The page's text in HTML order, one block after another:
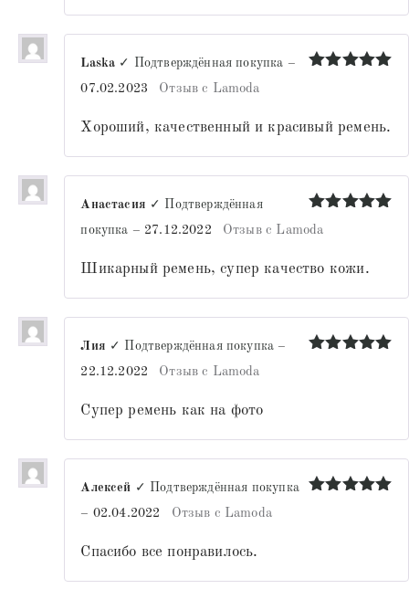
Laska ✓ Подтверждённая покупка –
07.02.2023
Отзыв с Lamoda
Хороший, качественный и красивый ремень.
Оценка
из 5
Анастасия ✓ Подтверждённая
покупка – 27.12.2022 Отзыв с Lamoda
Шикарный ремень, супер качество кожи.
Лия ✓ Подтверждённая покупка –
22.12.2022
Отзыв с Lamoda
Супер ремень как на фото
Алексей ✓ Подтверждённая покупка
– 02.04.2022 Отзыв с Lamoda
Спасибо все понравилось.